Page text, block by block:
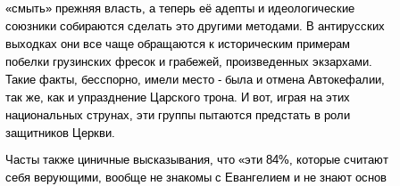
«смыть» прежняя власть, а теперь её адепты и идеологические
союзники собираются сделать это другими методами. В антирусских
выходках они все чаще обращаются к историческим примерам
побелки грузинских фресок и грабежей, произведенных экзархами.
Такие факты, бесспорно, имели место - была и отмена Автокефалии,
так же, как и упразднение Царского трона. И вот, играя на этих
национальных струнах, эти группы пытаются предстать в роли
защитников Церкви.
Часты также циничные высказывания, что «эти 84%, которые считают
себя верующими, вообще не знакомы с Евангелием и не знают основ